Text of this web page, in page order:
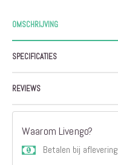
OMSCHRIJVING
SPECIFICATIES
REVIEWS
Waarom Livengo?
Betalen bij aflevering